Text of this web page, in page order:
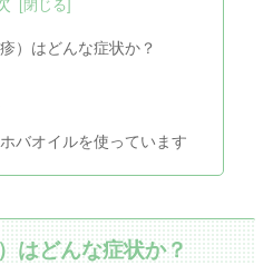
）はどんな症状か？
バオイルを使っています
はどんな症状か？